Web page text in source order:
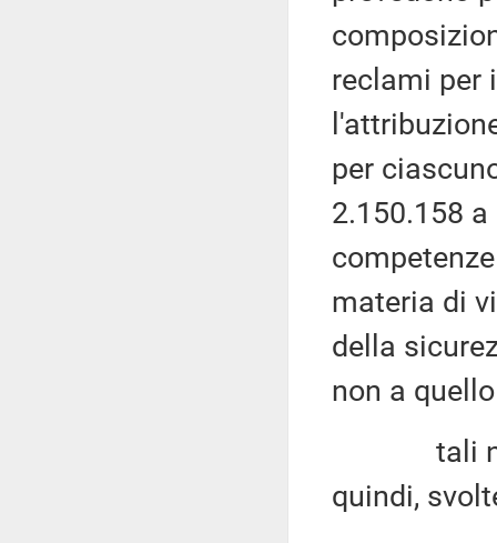
reclami per
per
2.150.158
materia di
della
non a
tali
quindi,